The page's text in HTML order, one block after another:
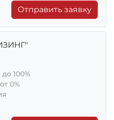
Отправить заявку
100%
0%